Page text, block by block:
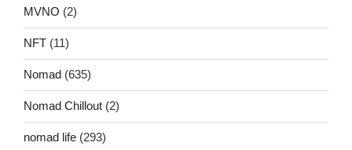
MVNO (2)
NFT (11)
Nomad (635)
Nomad Chillout (2)
nomad life (293)